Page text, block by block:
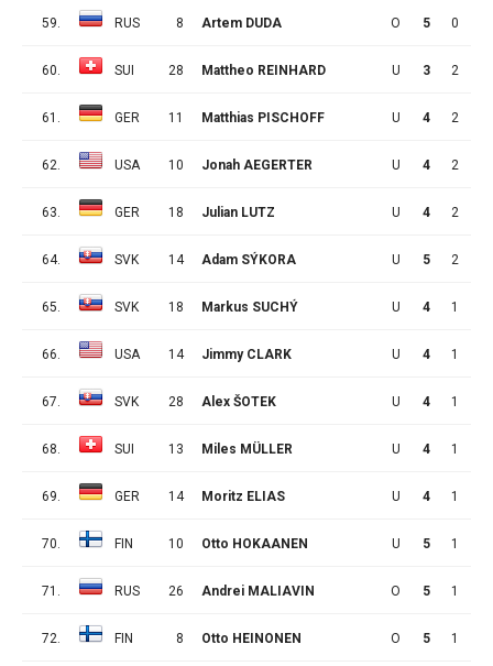
59. RUS 8 Artem DUDA O 5 0
60. SUI 28 Mattheo REINHARD U 3 2
61. GER 11 Matthias PISCHOFF U 4 2
62. USA 10 Jonah AEGERTER U 4 2
63. GER 18 Julian LUTZ U 4 2
64. SVK 14 Adam SÝKORA U 5 2
65. SVK 18 Markus SUCHÝ U 4 1
66. USA 14 Jimmy CLARK U 4 1
67. SVK 28 Alex ŠOTEK U 4 1
68. SUI 13 Miles MÜLLER U 4 1
69. GER 14 Moritz ELIAS U 4 1
70. FIN 10 Otto HOKAANEN U 5 1
71. RUS 26 Andrei MALIAVIN O 5 1
72. FIN 8 Otto HEINONEN O 5 1